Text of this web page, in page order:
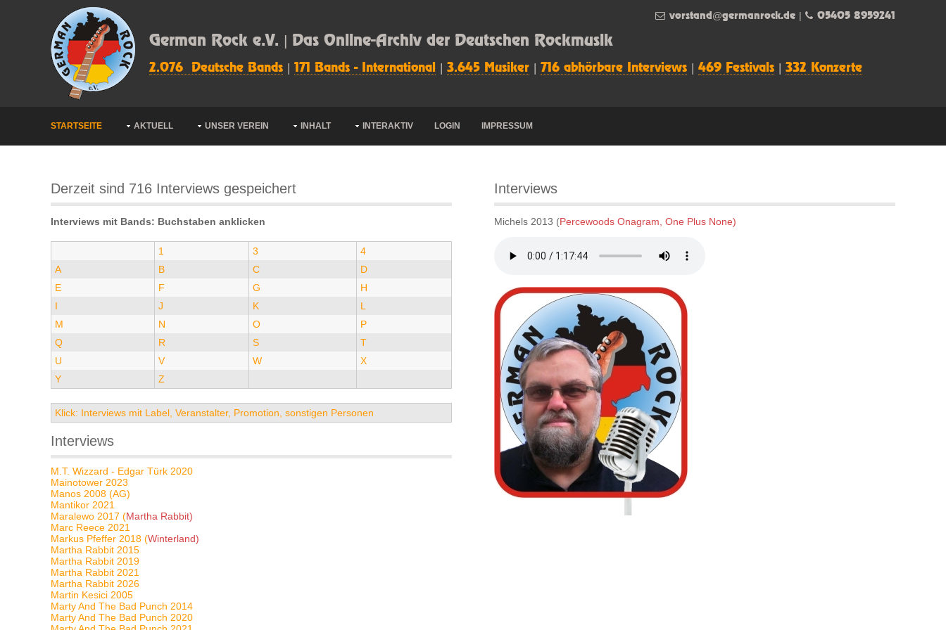
German Rock e.V. | Das Online-Archiv der Deutschen Rockmusik
2.076 Deutsche Bands 171 Bands - International 3.645 Musiker 716 abhörbare Interviews 469 Festivals 332 Konzerte
vorstand@germanrock.de 05405 8959241
STARTSEITE AKTUELL UNSER VEREIN INHALT INTERAKTIV LOGIN IMPRESSUM
Derzeit sind 716 Interviews gespeichert
Interviews mit Bands: Buchstaben anklicken
1 3
4
A
B C
D
E
F G
H
I
J K
L
M
N O
P
Q
R S
T
U
V W
X
Y
Z
Klick: Interviews mit Label, Veranstalter, Promotion, sonstigen Personen
Interviews
M.T. Wizzard - Edgar Türk 2020
Mainotower 2023
Manos 2008 (AG)
Mantikor 2021
Maralewo 2017 (Martha Rabbit)
Marc Reece 2021
Markus Pfeffer 2018 (Winterland)
Martha Rabbit 2015
Martha Rabbit 2019
Martha Rabbit 2021
Martha Rabbit 2026
Martin Kesici 2005
Marty And The Bad Punch 2014
Marty And The Bad Punch 2020
Interviews
Michels 2013 (Percewoods Onagram, One Plus None)